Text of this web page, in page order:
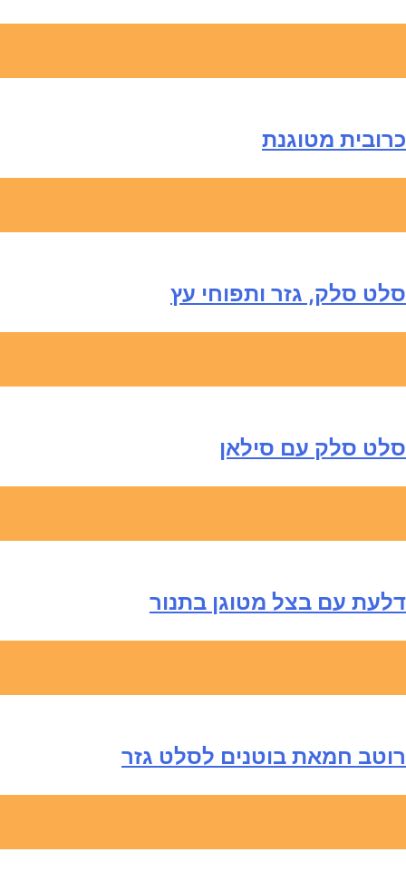
כרובית מטוגנת
סלט סלק, גזר ותפוחי עץ
סלט סלק עם סילאן
דלעת עם בצל מטוגן בתנור
רוטב חמאת בוטנים לסלט גזר